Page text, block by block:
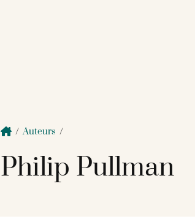
/Auteurs /
Philip Pullman